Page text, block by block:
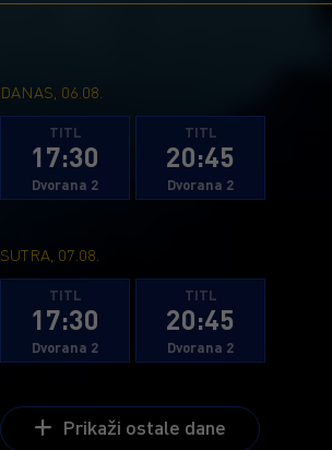
DANAS, 06.08.
TITL
17:30
Dvorana 2
TITL
20:45
Dvorana 2
SUTRA, 07.08.
TITL
17:30
Dvorana 2
TITL
20:45
Dvorana 2
Prikaži ostale dane